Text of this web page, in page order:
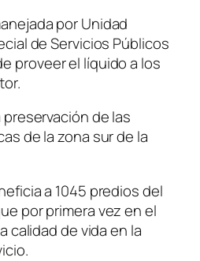
por Unidad
de Servicios Públicos
proveer el líquido a los
de las
de la zona sur de la
a 1045 predios del
por primera vez en el
calidad de vida en la